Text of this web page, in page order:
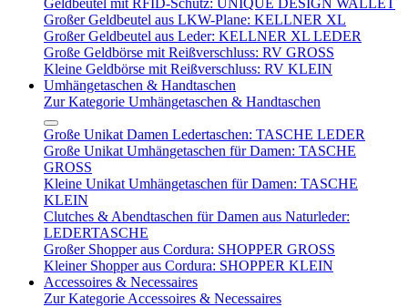
Geldbeutel mit RFID-Schutz: UNIQUE DESIGN WALLET
Großer Geldbeutel aus LKW-Plane: KELLNER XL
Großer Geldbeutel aus Leder: KELLNER XL LEDER
Große Geldbörse mit Reißverschluss: RV GROSS
Kleine Geldbörse mit Reißverschluss: RV KLEIN
Umhängetaschen & Handtaschen
Zur Kategorie Umhängetaschen & Handtaschen
Große Unikat Damen Ledertaschen: TASCHE LEDER
Große Unikat Umhängetaschen für Damen: TASCHE
GROSS
Kleine Unikat Umhängetaschen für Damen: TASCHE
KLEIN
Clutches & Abendtaschen für Damen aus Naturleder:
LEDERTASCHE
Großer Shopper aus Cordura: SHOPPER GROSS
Kleiner Shopper aus Cordura: SHOPPER KLEIN
Accessoires & Necessaires
Zur Kategorie Accessoires & Necessaires